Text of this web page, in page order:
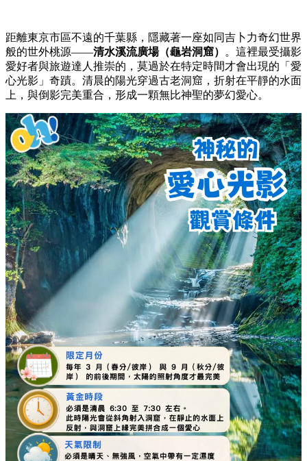
距離東京市區不遠的千葉縣，隱藏著一座如同吉卜力奇幻世界
般的世外桃源——清水溪流廣場（龜岩洞窟）
。這裡最受攝影
愛好者與旅遊達人推崇的，莫過於在特定時間才會出現的「愛
心光影」奇蹟。清晨的陽光穿過古老洞窟，折射在平靜的水面
上，與倒影完美重合，形成一顆無比神聖的夢幻愛心。